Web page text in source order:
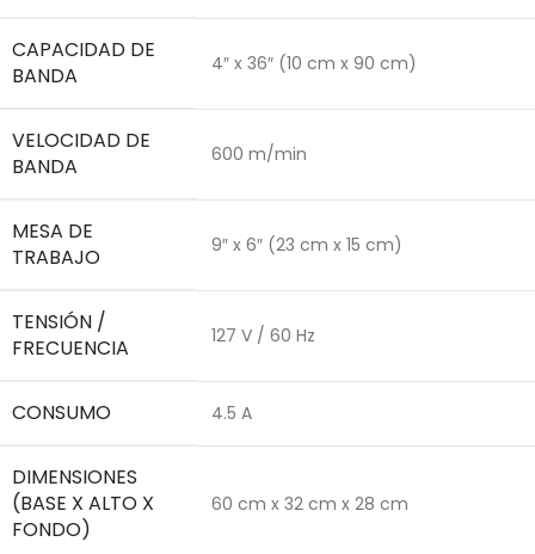
CAPACIDAD DE
BANDA
4″ x 36″ (10 cm x 90 cm)
VELOCIDAD DE
BANDA
600 m/min
MESA DE
TRABAJO
9″ x 6″ (23 cm x 15 cm)
TENSIÓN /
FRECUENCIA
127 V / 60 Hz
CONSUMO 4.5 A
DIMENSIONES
(BASE X ALTO X
FONDO)
60 cm x 32 cm x 28 cm